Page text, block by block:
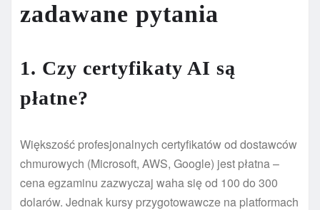
zadawane pytania
1. Czy certyfikaty AI są
płatne?
Większość profesjonalnych certyfikatów od dostawców
chmurowych (Microsoft, AWS, Google) jest płatna –
cena egzaminu zazwyczaj waha się od 100 do 300
dolarów. Jednak kursy przygotowawcze na platformach